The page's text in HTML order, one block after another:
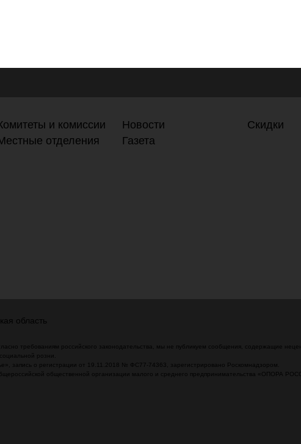
и комиссии
отделения
Новости
Газета
Скидки
область
требованиям российского законодательства, мы не публикуем сообщения, содержащие
розни.
запись о регистрации от 19.11.2018 № ФС77-74363, зарегистрировано Роскомнадзором.
общественной организации малого и среднего предпринимательства «ОПОРА